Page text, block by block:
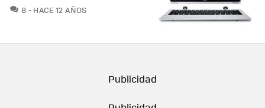
8 COMENTARIOS
HACE 12 AÑOS